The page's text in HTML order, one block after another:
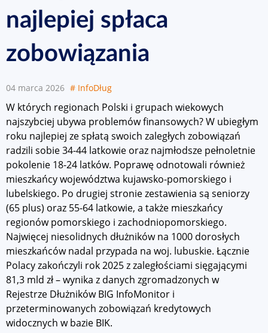
najlepiej spłaca
zobowiązania
04 marca 2026 # InfoDług
W których regionach Polski i grupach wiekowych
najszybciej ubywa problemów finansowych? W ubiegłym
roku najlepiej ze spłatą swoich zaległych zobowiązań
radzili sobie 34-44 latkowie oraz najmłodsze pełnoletnie
pokolenie 18-24 latków. Poprawę odnotowali również
mieszkańcy województwa kujawsko-pomorskiego i
lubelskiego. Po drugiej stronie zestawienia są seniorzy
(65 plus) oraz 55-64 latkowie, a także mieszkańcy
regionów pomorskiego i zachodniopomorskiego.
Najwięcej niesolidnych dłużników na 1000 dorosłych
mieszkańców nadal przypada na woj. lubuskie. Łącznie
Polacy zakończyli rok 2025 z zaległościami sięgającymi
81,3 mld zł – wynika z danych zgromadzonych w
Rejestrze Dłużników BIG InfoMonitor i
przeterminowanych zobowiązań kredytowych
widocznych w bazie BIK.